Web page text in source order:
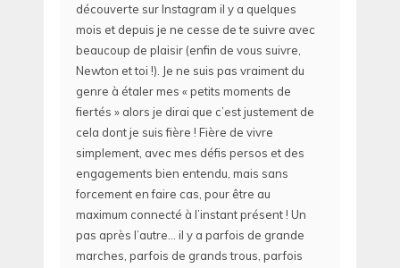
découverte sur Instagram il y a quelques
mois et depuis je ne cesse de te suivre avec
beaucoup de plaisir (enfin de vous suivre,
Newton et toi !). Je ne suis pas vraiment du
genre à étaler mes « petits moments de
fiertés » alors je dirai que c’est justement de
cela dont je suis fière ! Fière de vivre
simplement, avec mes défis persos et des
engagements bien entendu, mais sans
forcement en faire cas, pour être au
maximum connecté à l’instant présent ! Un
pas après l’autre… il y a parfois de grande
marches, parfois de grands trous, parfois